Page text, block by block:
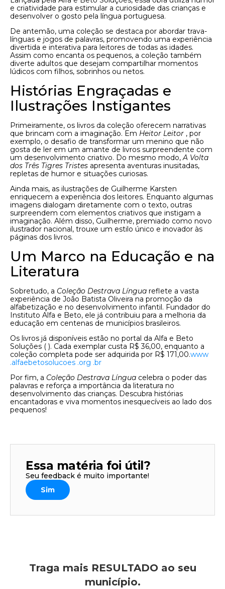
e criatividade para estimular a curiosidade das crianças e
desenvolver o gosto pela língua portuguesa.
De antemão, uma coleção se destaca por abordar trava-
línguas e jogos de palavras, promovendo uma experiência
divertida e interativa para leitores de todas as idades.
Assim como encanta os pequenos, a coleção também
diverte adultos que desejam compartilhar momentos
lúdicos com filhos, sobrinhos ou netos.
Histórias Engraçadas e
Ilustrações Instigantes
Primeiramente, os livros da coleção oferecem narrativas
que brincam com a imaginação. Em Heitor Leitor , por
exemplo, o desafio de transformar um menino que não
gosta de ler em um amante de livros surpreendente com
um desenvolvimento criativo. Do mesmo modo,A Volta
dos Três Tigres Tristes apresenta aventuras inusitadas,
repletas de humor e situações curiosas.
Ainda mais, as ilustrações de Guilherme Karsten
enriquecem a experiência dos leitores. Enquanto algumas
imagens dialogam diretamente com o texto, outras
surpreendem com elementos criativos que instigam a
imaginação. Além disso, Guilherme, premiado como novo
ilustrador nacional, trouxe um estilo único e inovador às
páginas dos livros.
Um Marco na Educação e na
Literatura
Sobretudo, a Coleção Destrava Língua reflete a vasta
experiência de João Batista Oliveira na promoção da
alfabetização e no desenvolvimento infantil. Fundador do
Instituto Alfa e Beto, ele já contribuiu para a melhoria da
educação em centenas de municípios brasileiros.
Os livros já disponíveis estão no portal da Alfa e Beto
Soluções ( ). Cada exemplar custa R$ 36,00, enquanto a
coleção completa pode ser adquirida por R$ 171,00.www
.alfaebetosolucoes .org .br
Por fim, a Coleção Destrava Língua celebra o poder das
palavras e reforça a importância da literatura no
desenvolvimento das crianças. Descubra histórias
encantadoras e viva momentos inesquecíveis ao lado dos
pequenos!
Essa matéria foi útil?
Seu feedback é muito importante!
Sim
Traga mais RESULTADO ao seu
município.